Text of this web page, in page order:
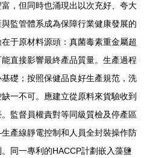
，但同時也涌現出以次充好、夸大
監管體系成為保障行業健康發展的
于原材料源頭：真菌毒素重金屬超
直接影響最終產品質量。生產過程
礎；按照保健品良好生產規范，洗
一不可。應建立從原料來貨驗收到
監督員權責對等同級質檢及停產區
產線靜電控制和人員全封裝操作防
同一專利的HACCP計劃嵌入藻鹽